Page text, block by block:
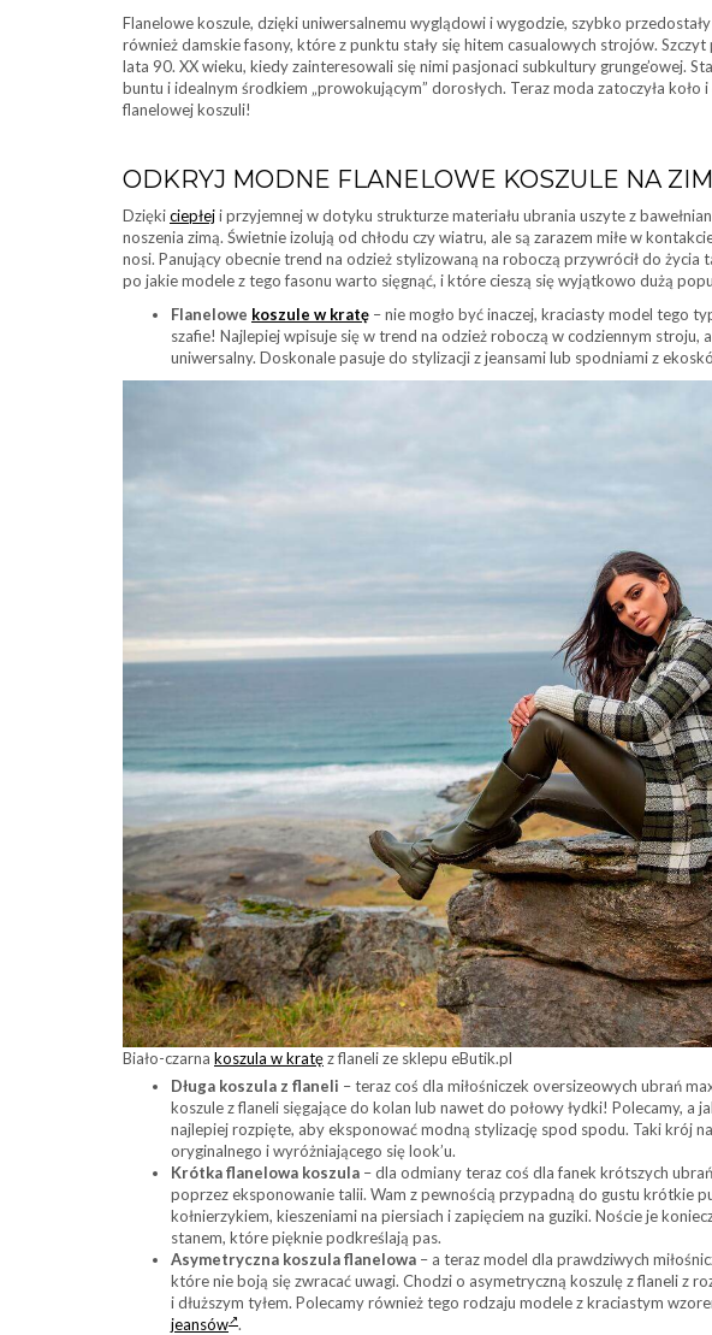
Flanelowe koszule, dzięki uniwersalnemu wyglądowi i wygodzie, szybko
również damskie fasony, które z punktu stały się hitem casualowych strojów.
lata 90. XX wieku, kiedy zainteresowali się nimi pasjonaci subkultury grunge’owej.
buntu i idealnym środkiem „prowokującym” dorosłych. Teraz moda zatoczyła koło
flanelowej koszuli!
ODKRYJ MODNE FLANELOWE KOSZULE NA
Dziękiciepłeji przyjemnej w dotyku strukturze materiału ubrania uszyte z
noszenia zimą. Świetnie izolują od chłodu czy wiatru, ale są zarazem miłe w
nosi. Panujący obecnie trend na odzież stylizowaną na roboczą przywrócił do życia
po jakie modele z tego fasonu warto sięgnąć, i które cieszą się wyjątkowo dużą
Flanelowe koszule w kratę – nie mogło być inaczej, kraciasty model tego
szafie! Najlepiej wpisuje się w trend na odzież roboczą w codziennym stroju,
uniwersalny. Doskonale pasuje do stylizacji z jeansami lub spodniami z
Biało-czarna koszula w kratęz flaneli ze sklepu eButik.pl
Długa koszula z flaneli – teraz coś dla miłośniczek oversizeowych ubrań
koszule z flaneli sięgające do kolan lub nawet do połowy łydki! Polecamy, a
najlepiej rozpięte, aby eksponować modną stylizację spod spodu. Taki krój
oryginalnego i wyróżniającego się look’u.
Krótka flanelowa koszula – dla odmiany teraz coś dla fanek krótszych
poprzez eksponowanie talii. Wam z pewnością przypadną do gustu krótkie
kołnierzykiem, kieszeniami na piersiach i zapięciem na guziki. Noście je
stanem, które pięknie podkreślają pas.
Asymetryczna koszula flanelowa – a teraz model dla prawdziwych
które nie boją się zwracać uwagi. Chodzi o asymetryczną koszulę z flaneli z
i dłuższym tyłem. Polecamy również tego rodzaju modele z kraciastym
jeansów .